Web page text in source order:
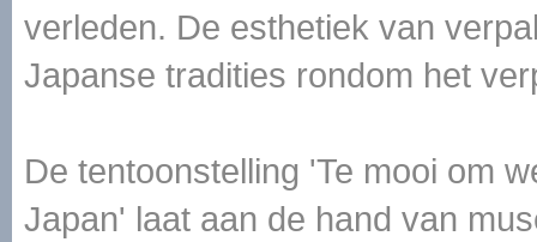
verleden. De esthetiek van
Japanse tradities rondom het
De tentoonstelling 'Te mooi om
Japan' laat aan de hand van